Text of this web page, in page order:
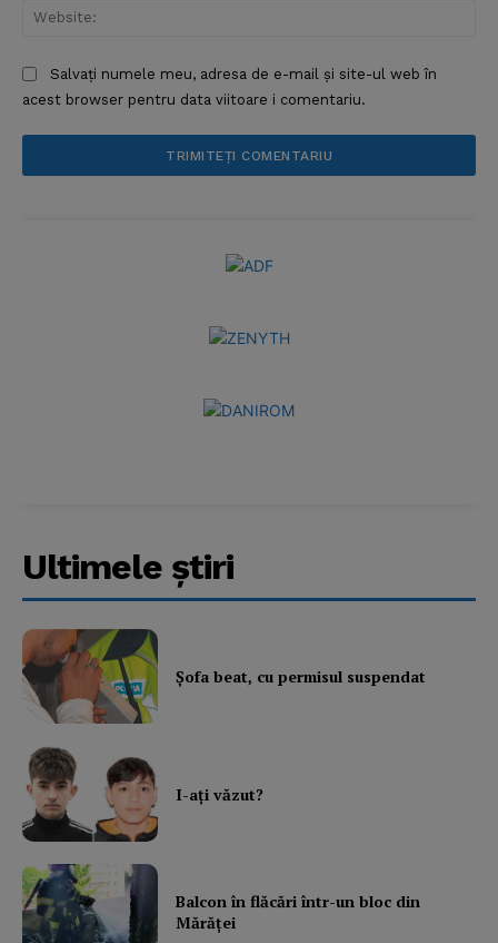
News Week
Salvați numele meu, adresa de e-mail și site-ul web în
acest browser pentru data viitoare i comentariu.
Ultimele ştiri
Şofa beat, cu permisul suspendat
I-aţi văzut?
Balcon în flăcări într-un bloc din
Mărăţei